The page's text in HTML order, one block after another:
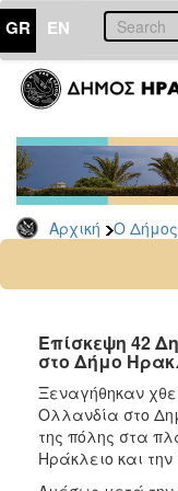
GR EN
Αρχική Ο Δήμος
ΔΗΜΟΣ
Δελτία
Τύπου
Αρχείο
2026
2024
2022
2021
2020
2019
Επίσκεψη 42
στο Δήμο
Ξεναγήθηκαν
Ολλανδία στο
της πόλης στα
Ηράκλειο και την